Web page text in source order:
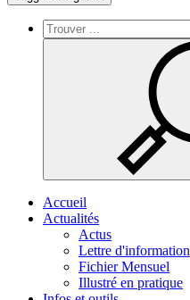
Accueil
Actualités
Actus
Lettre d'information
Fichier Mensuel
Illustré en pratique